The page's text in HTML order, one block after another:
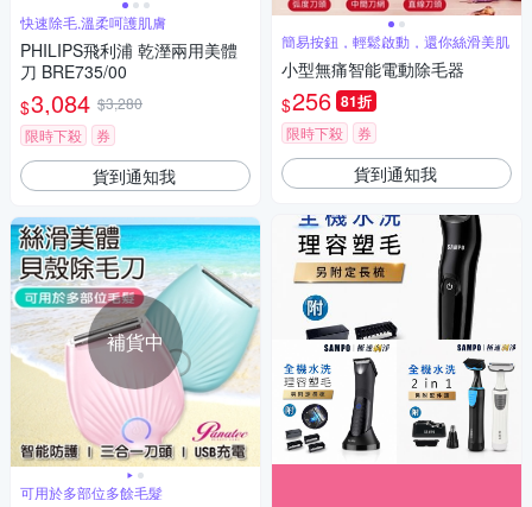
快速除毛,溫柔呵護肌膚
PHILIPS飛利浦 乾溼兩用美體
刀 BRE735/00
$3,084 $3,280
限時下殺
券
貨到通知我
補貨中
可用於多部位多餘毛髮
簡易按鈕，輕鬆啟動，還你絲滑美肌
小型無痛智能電動除毛器
$256 81折
限時下殺 券
貨到通知我